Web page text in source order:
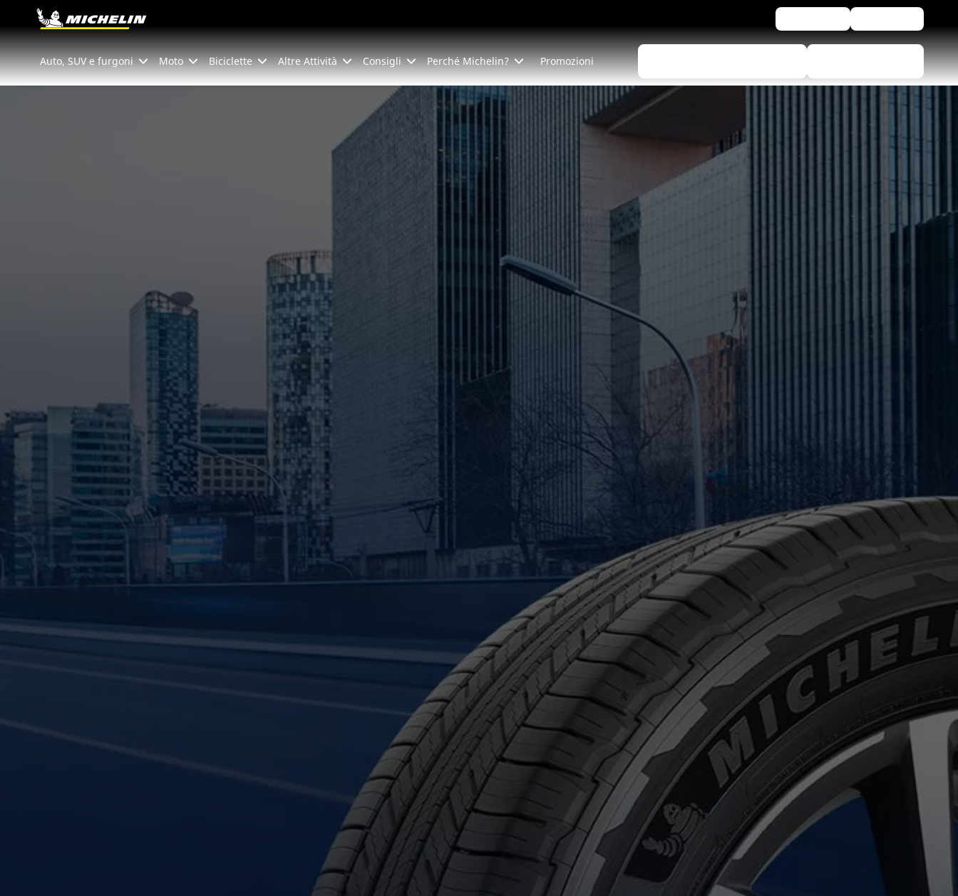
Go to page content
Auto, SUV e furgoni Moto Biciclette Altre Attività Consigli Perché Michelin? Promozioni